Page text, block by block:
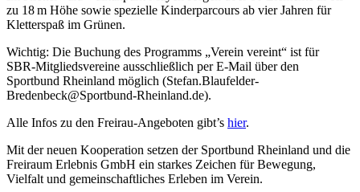
zu 18 m Höhe sowie spezielle Kinderparcours ab vier Jahren für
Kletterspaß im Grünen.
Wichtig: Die Buchung des Programms „Verein vereint“ ist für
SBR‑Mitgliedsvereine ausschließlich per E‑Mail über den
Sportbund Rheinland möglich (Stefan.Blaufelder-
Bredenbeck@Sportbund-Rheinland.de).
Alle Infos zu den Freirau-Angeboten gibt’s hier.
Mit der neuen Kooperation setzen der Sportbund Rheinland und die
Freiraum Erlebnis GmbH ein starkes Zeichen für Bewegung,
Vielfalt und gemeinschaftliches Erleben im Verein.